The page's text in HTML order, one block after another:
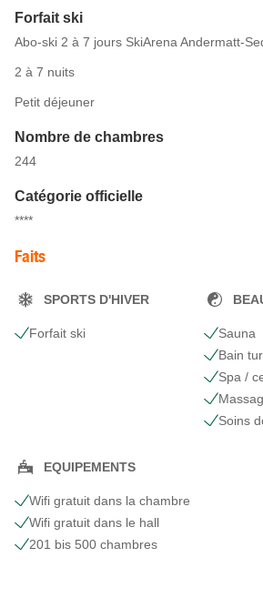
Forfait ski
Abo-ski 2 à 7 jours SkiArena Andermatt-
2 à 7 nuits
Petit déjeuner
Nombre de chambres
244
Catégorie officielle
****
Faits
SPORTS D'HIVER
Forfait ski
Sauna
Bain
Spa /
Soins
EQUIPEMENTS
Wifi gratuit dans la chambre
Wifi gratuit dans le hall
201 bis 500 chambres